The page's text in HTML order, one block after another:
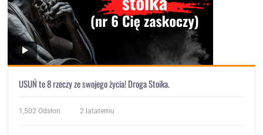
USUŃ te 8 rzeczy ze swojego życia! Droga Stoika.
1,502 Odsłon 2 latatemu